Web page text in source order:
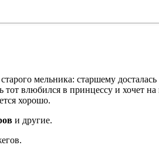
мельника: старшему
влюбился в принцессу и хочет
хорошо.
и другие.